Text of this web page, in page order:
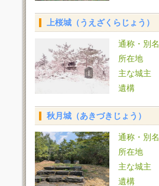
上桜城（うえざくらじょう）
通称・別名
所在地
主な城主
遺構
秋月城（あきづきじょう）
通称・別名
所在地
主な城主
遺構